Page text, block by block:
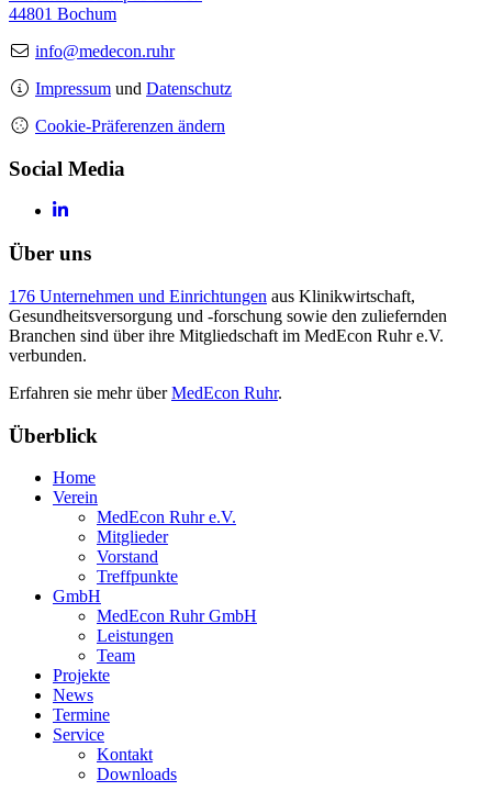
44801 Bochum
info@medecon.ruhr
Impressum und Datenschutz
Cookie-Präferenzen ändern
Social Media
Über uns
176 Unternehmen und Einrichtungen aus Klinikwirtschaft,
Gesundheitsversorgung und -forschung sowie den zuliefernden
Branchen sind über ihre Mitgliedschaft im MedEcon Ruhr e.V.
verbunden.
Erfahren sie mehr überMedEcon Ruhr.
Überblick
Home
Verein
MedEcon Ruhr e.V.
Mitglieder
Vorstand
Treffpunkte
GmbH
MedEcon Ruhr GmbH
Leistungen
Team
Projekte
News
Termine
Service
Kontakt
Downloads